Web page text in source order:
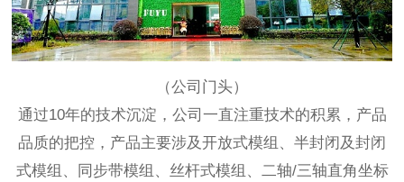
（公司门头）
通过10年的技术沉淀，公司一直注重技术的积累，产品
品质的把控，产品主要涉及开放式模组、半封闭及封闭
式模组、同步带模组、丝杆式模组、二轴/三轴直角坐标